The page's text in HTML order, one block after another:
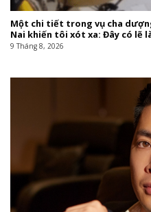
Một chi tiết trong vụ cha
Nai khiến tôi xót xa: Đây có lẽ
9 Tháng 8, 2026